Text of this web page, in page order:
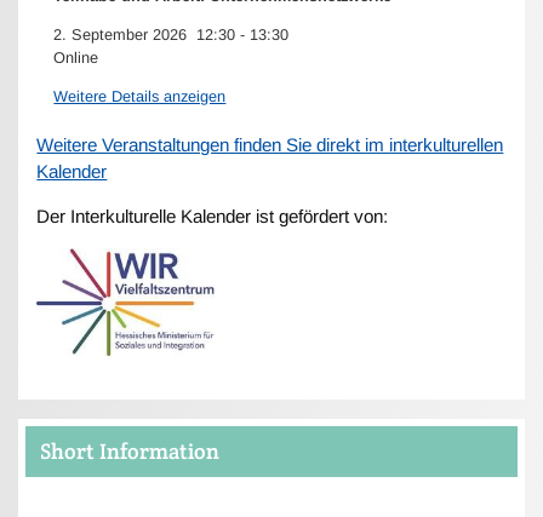
2. September 2026 12:30 - 13:30
Online
Weitere Details anzeigen
Weitere Veranstaltungen finden Sie direkt im interkulturellen
Kalender
Der Interkulturelle Kalender ist gefördert von:
Short Information